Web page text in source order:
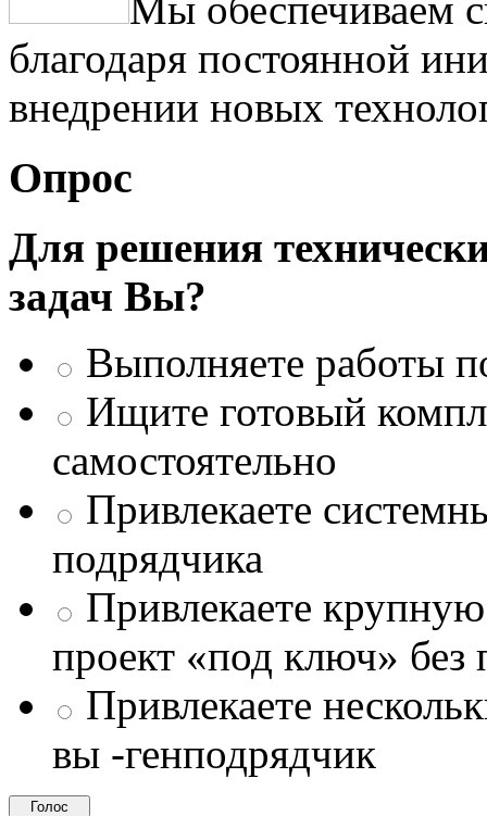
благодаря постоянной
внедрении новых
Опрос
Для решения
задач Вы?
Выполняете работы
Ищите готовый
самостоятельно
Привлекаете
подрядчика
Привлекаете
проект «под ключ» без
Привлекаете
вы -генподрядчик